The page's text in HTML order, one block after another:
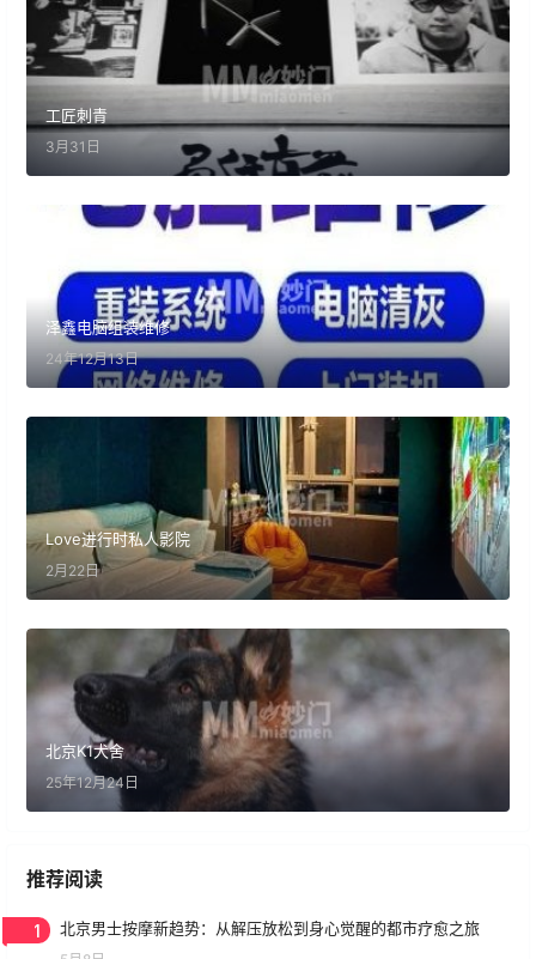
工匠刺青
3月31日
泽鑫电脑组装维修
24年12月13日
Love进行时私人影院
2月22日
北京K1犬舍
25年12月24日
推荐阅读
1 北京男士按摩新趋势：从解压放松到身心觉醒的都市疗愈之旅